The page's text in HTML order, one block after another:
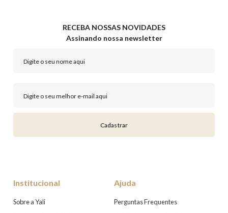
RECEBA NOSSAS NOVIDADES
Assinando nossa newsletter
Cadastrar
Institucional
Sobre a Yali
Ajuda
Perguntas Frequentes